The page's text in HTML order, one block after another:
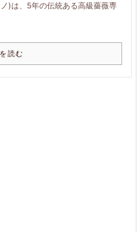
)は、5年の伝統ある高級薔薇専
読む